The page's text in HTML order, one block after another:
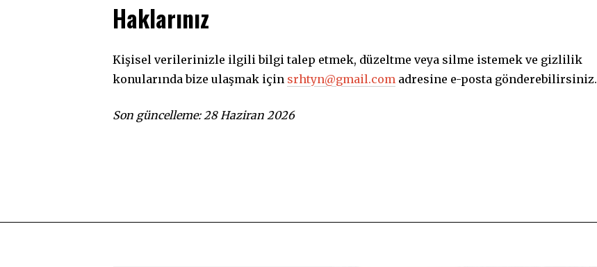
Haklarınız
Kişisel verilerinizle ilgili bilgi talep etmek, düzeltme veya silme istemek ve gizlilik
konularında bize ulaşmak için srhtyn@gmail.com adresine e-posta gönderebilirsiniz.
Son güncelleme: 28 Haziran 2026